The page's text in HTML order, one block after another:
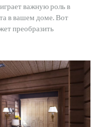
важную роль в
в вашем доме. Вот
преобразить